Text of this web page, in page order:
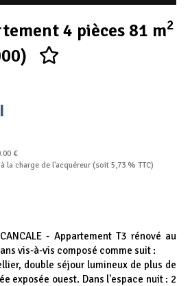
4 pièces 81 m2
€
la charge de l'acquéreur (soit 5,73 % TTC)
- Appartement T3 rénové au
vis-à-vis composé comme suit :
double séjour lumineux de plus de
exposée ouest. Dans l'espace nuit : 2